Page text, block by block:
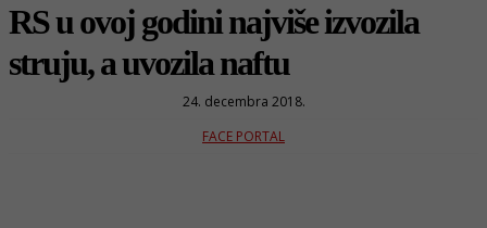
RS u ovoj godini najviše izvozila
struju, a uvozila naftu
24. decembra 2018.
FACE PORTAL